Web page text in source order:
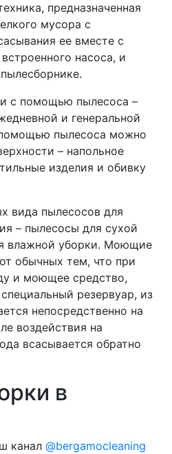
предназначенная
мусора с
ее вместе с
насоса, и
с помощью пылесоса –
и генеральной
пылесоса можно
– напольное
изделия и обивку
вида пылесосов для
– пылесосы для сухой
влажной уборки. Моющие
обычных тем, что при
и моющее средство,
резервуар, из
непосредственно на
воздействия на
всасывается обратно
в
канал @bergamocleaning